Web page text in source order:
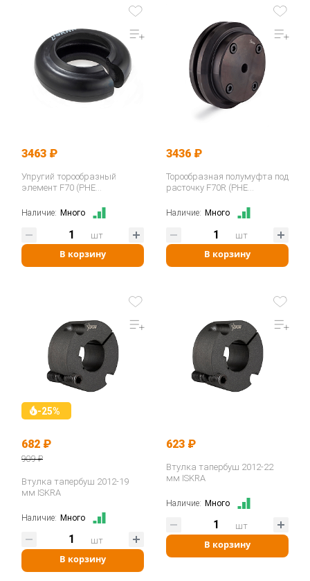
3463 ₽
Упругий торообразный
элемент F70 (PHE
Наличие: Много
В корзину
шт
3436 ₽
Торообразная полумуфта под
расточку F70R (PHE
Наличие: Много
В корзину
шт
-25%
682 ₽
909 ₽
Втулка тапербуш 2012-19
мм ISKRA
Наличие: Много
В корзину
шт
623 ₽
Втулка тапербуш 2012-22
мм ISKRA
Наличие: Много
В корзину
шт